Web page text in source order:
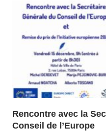
Rencontre avec la
Conseil de l’Europe